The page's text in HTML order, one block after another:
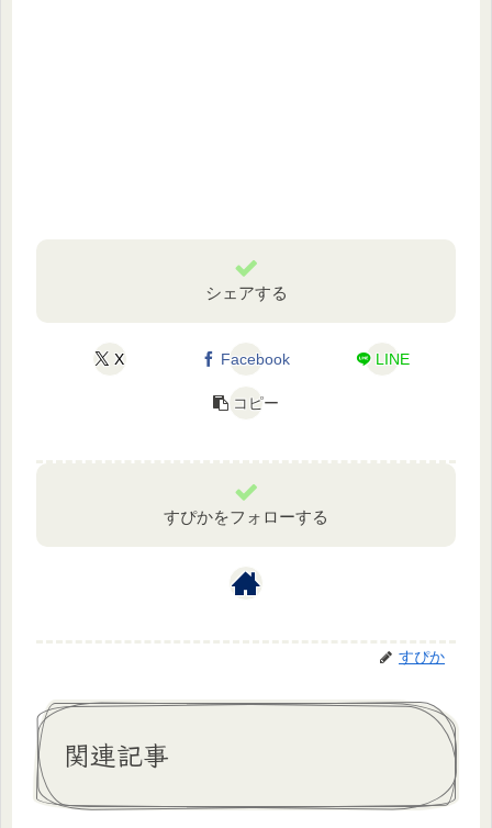
シェアする
X Facebook LINE
コピー
すぴかをフォローする
すぴか
関連記事